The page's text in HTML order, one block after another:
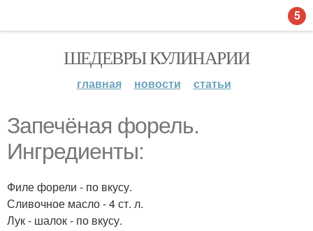
ШЕДЕВРЫ КУЛИНАРИИ
главная новости статьи
Запечёная форель.
Ингредиенты:
Филе форели - по вкусу.
Сливочное масло - 4 ст. л.
Лук - шалок - по вкусу.
5